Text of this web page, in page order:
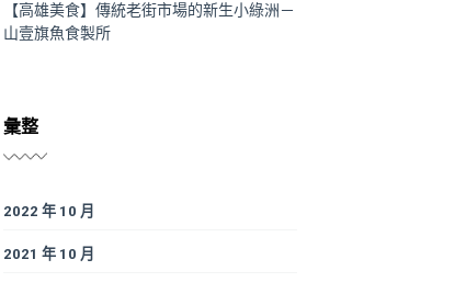
【高雄美食】傳統老街市場的新生小綠洲－
山壹旗魚食製所
彙整
2022 年 10 月
2021 年 10 月